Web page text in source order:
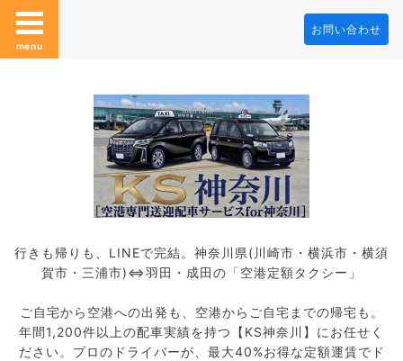
menu
お問い合わせ
行きも帰りも、LINEで完結。神奈川県(川崎市・横浜市・横須
賀市・三浦市)⇔羽田・成田の「空港定額タクシー」
ご自宅から空港への出発も、空港からご自宅までの帰宅も。
年間1,200件以上の配車実績を持つ【KS神奈川】にお任せく
ださい。プロのドライバーが、最大40%お得な定額運賃でド